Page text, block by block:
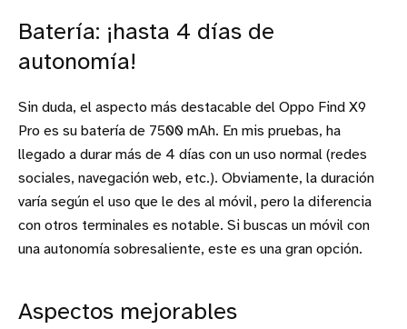
Batería: ¡hasta 4 días de
autonomía!
Sin duda, el aspecto más destacable del Oppo Find X9
Pro es su batería de 7500 mAh. En mis pruebas, ha
llegado a durar más de 4 días con un uso normal (redes
sociales, navegación web, etc.). Obviamente, la duración
varía según el uso que le des al móvil, pero la diferencia
con otros terminales es notable. Si buscas un móvil con
una autonomía sobresaliente, este es una gran opción.
Aspectos mejorables